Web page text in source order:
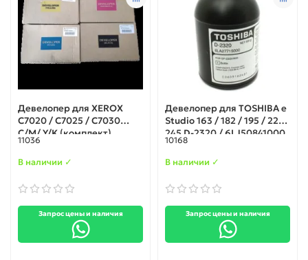
Девелопер для XEROX
C7020 / C7025 / C7030
C/M/ Y/K (комплект)
300гр.
11036
В наличии ✓
Запрос цены и наличия
Девелопер для TOSHIBA е
Studio 163 / 182 / 195 / 225 /
245 D-2320 / 6LJ50841000
500 гр.
10168
В наличии ✓
Запрос цены и наличия